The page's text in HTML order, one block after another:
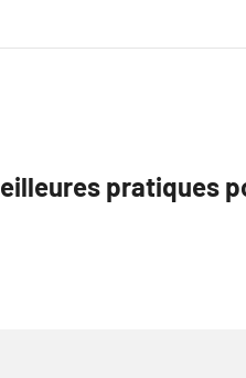
pratiques